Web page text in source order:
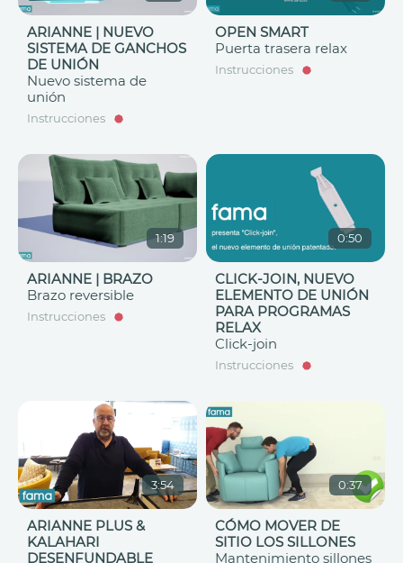
ARIANNE | NUEVO
SISTEMA DE GANCHOS
DE UNIÓN
Nuevo sistema de
unión
Instrucciones
OPEN SMART
Puerta trasera relax
Instrucciones
1:19
ARIANNE | BRAZO
Brazo reversible
Instrucciones
0:50
CLICK-JOIN, NUEVO
ELEMENTO DE UNIÓN
PARA PROGRAMAS
RELAX
Click-join
Instrucciones
3:54
ARIANNE PLUS &
KALAHARI
DESENFUNDABLE
0:37
CÓMO MOVER DE
SITIO LOS SILLONES
Mantenimiento sillones